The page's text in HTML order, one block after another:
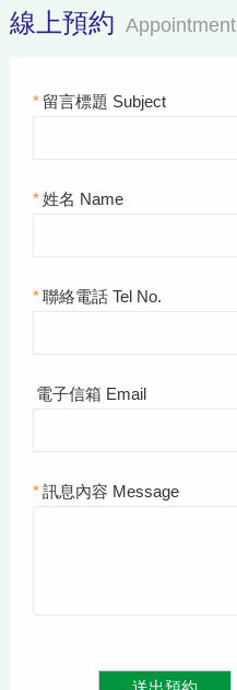
線上預約 Appointment
* 留言標題 Subject
* 姓名 Name
* 聯絡電話 Tel No.
電子信箱 Email
* 訊息內容 Message